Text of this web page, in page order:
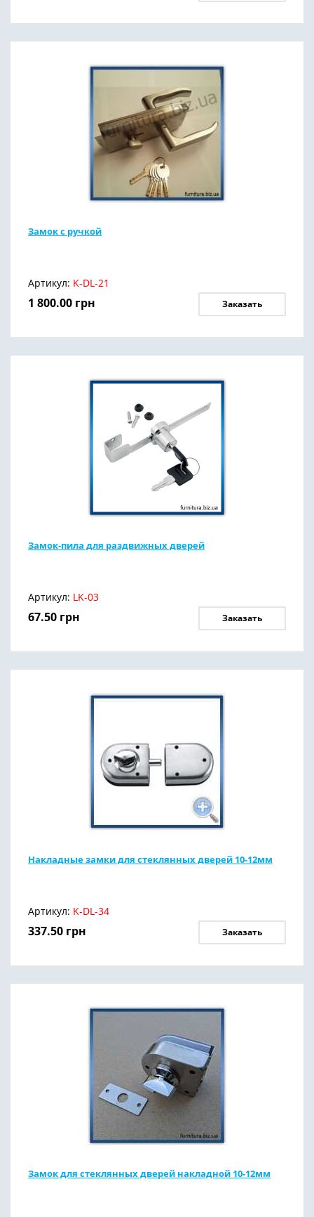
Замок с ручкой
Артикул: K-DL-21
1 800.00 грн Заказать
Замок-пила для раздвижных дверей
Артикул: LK-03
67.50 грн Заказать
Накладные замки для стеклянных дверей 10-12мм
Артикул: K-DL-34
337.50 грн Заказать
Замок для стеклянных дверей накладной 10-12мм